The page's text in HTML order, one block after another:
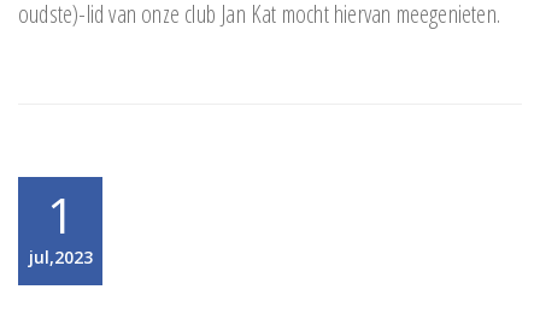
oudste)-lid van onze club Jan Kat mocht hiervan meegenieten.
1
jul,2023